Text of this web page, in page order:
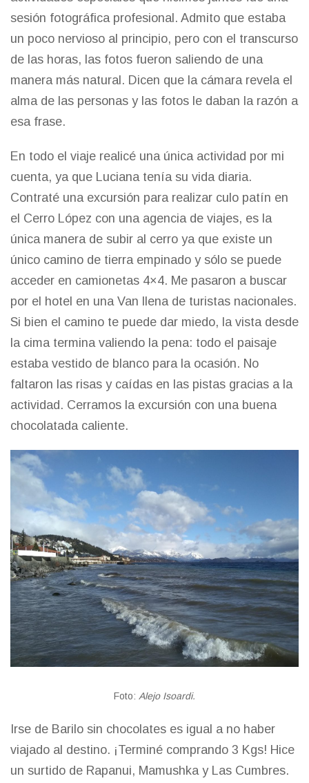
sesión fotográfica profesional. Admito que estaba
un poco nervioso al principio, pero con el transcurso
de las horas, las fotos fueron saliendo de una
manera más natural. Dicen que la cámara revela el
alma de las personas y las fotos le daban la razón a
esa frase.
En todo el viaje realicé una única actividad por mi
cuenta, ya que Luciana tenía su vida diaria.
Contraté una excursión para realizar culo patín en
el Cerro López con una agencia de viajes, es la
única manera de subir al cerro ya que existe un
único camino de tierra empinado y sólo se puede
acceder en camionetas 4×4. Me pasaron a buscar
por el hotel en una Van llena de turistas nacionales.
Si bien el camino te puede dar miedo, la vista desde
la cima termina valiendo la pena: todo el paisaje
estaba vestido de blanco para la ocasión. No
faltaron las risas y caídas en las pistas gracias a la
actividad. Cerramos la excursión con una buena
chocolatada caliente.
Foto: Alejo Isoardi.
Irse de Barilo sin chocolates es igual a no haber
viajado al destino. ¡Terminé comprando 3 Kgs! Hice
un surtido de Rapanui, Mamushka y Las Cumbres.